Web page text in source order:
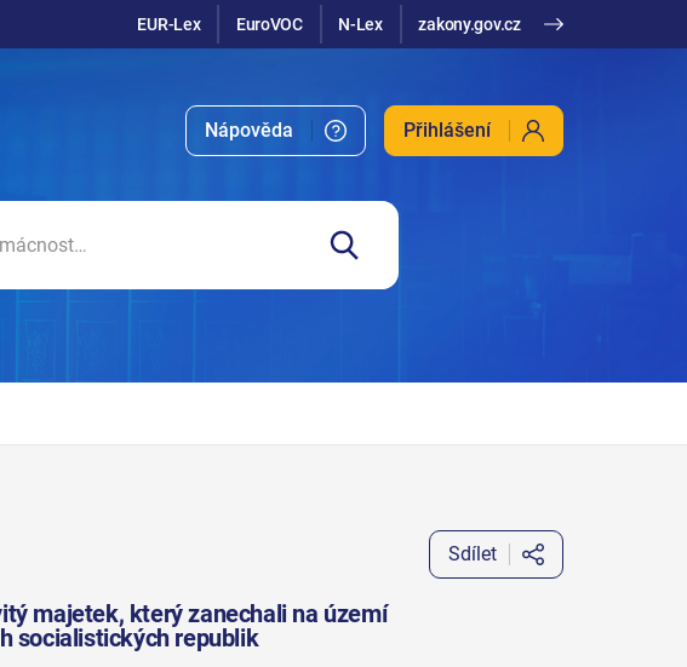
EUR-Lex EuroVOC N-Lex zakony.gov.cz
Nápověda Přihlášení
majetek, který zanechali na území
socialistických republik
Sdílet